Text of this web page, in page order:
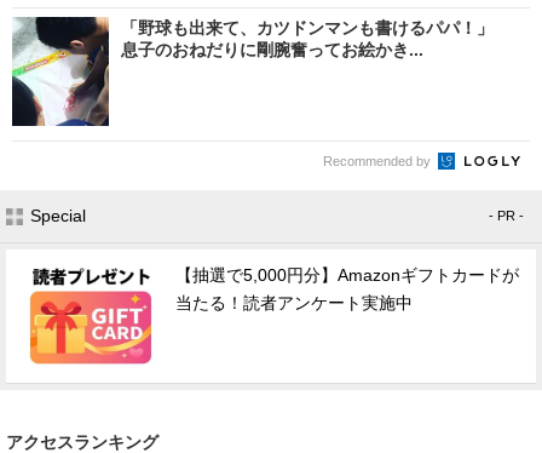
「野球も出来て、カツドンマンも書けるパパ！」
息子のおねだりに剛腕奮ってお絵かき...
Recommended by
Special - PR -
【抽選で5,000円分】Amazonギフトカードが
当たる！読者アンケート実施中
アクセスランキング